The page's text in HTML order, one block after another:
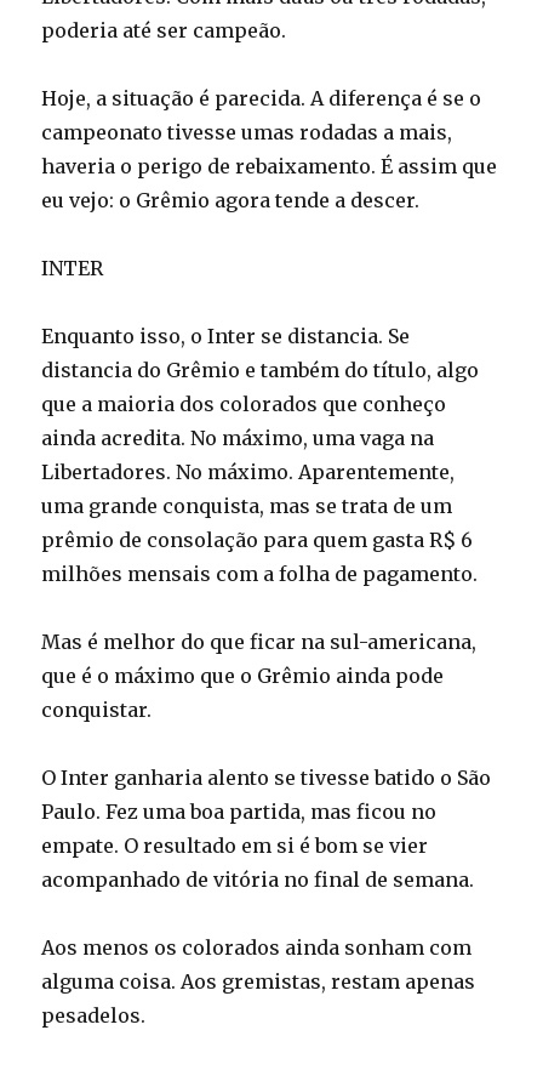
poderia até ser campeão.
Hoje, a situação é parecida. A diferença é se o
campeonato tivesse umas rodadas a mais,
haveria o perigo de rebaixamento. É assim que
eu vejo: o Grêmio agora tende a descer.
INTER
Enquanto isso, o Inter se distancia. Se
distancia do Grêmio e também do título, algo
que a maioria dos colorados que conheço
ainda acredita. No máximo, uma vaga na
Libertadores. No máximo. Aparentemente,
uma grande conquista, mas se trata de um
prêmio de consolação para quem gasta R$ 6
milhões mensais com a folha de pagamento.
Mas é melhor do que ficar na sul-americana,
que é o máximo que o Grêmio ainda pode
conquistar.
O Inter ganharia alento se tivesse batido o São
Paulo. Fez uma boa partida, mas ficou no
empate. O resultado em si é bom se vier
acompanhado de vitória no final de semana.
Aos menos os colorados ainda sonham com
alguma coisa. Aos gremistas, restam apenas
pesadelos.